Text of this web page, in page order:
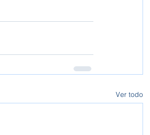
Ver todo